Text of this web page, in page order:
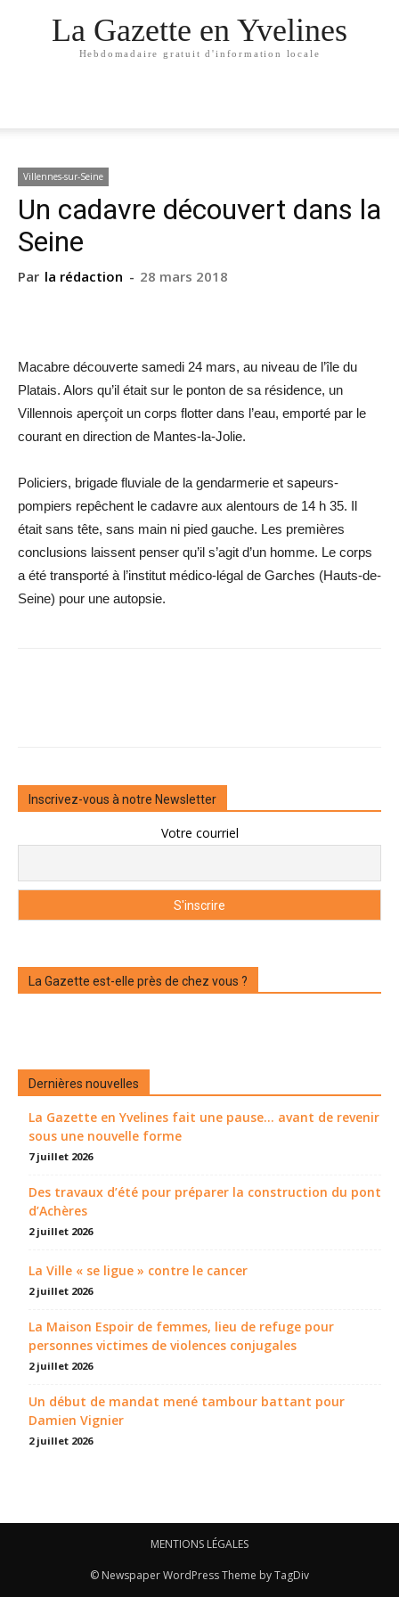
La Gazette en Yvelines
Hebdomadaire gratuit d'information locale
Villennes-sur-Seine
Un cadavre découvert dans la
Seine
Par la rédaction - 28 mars 2018
Macabre découverte samedi 24 mars, au niveau de l’île du
Platais. Alors qu’il était sur le ponton de sa résidence, un
Villennois aperçoit un corps flotter dans l’eau, emporté par le
courant en direction de Mantes-la-Jolie.
Policiers, brigade fluviale de la gendarmerie et sapeurs-
pompiers repêchent le cadavre aux alentours de 14 h 35. Il
était sans tête, sans main ni pied gauche. Les premières
conclusions laissent penser qu’il s’agit d’un homme. Le corps
a été transporté à l’institut médico-légal de Garches (Hauts-de-
Seine) pour une autopsie.
Inscrivez-vous à notre Newsletter
Votre courriel
La Gazette est-elle près de chez vous ?
Dernières nouvelles
La Gazette en Yvelines fait une pause... avant de revenir
sous une nouvelle forme
7 juillet 2026
Des travaux d’été pour préparer la construction du pont
d’Achères
2 juillet 2026
La Ville « se ligue » contre le cancer
2 juillet 2026
La Maison Espoir de femmes, lieu de refuge pour
personnes victimes de violences conjugales
2 juillet 2026
Un début de mandat mené tambour battant pour
Damien Vignier
2 juillet 2026
MENTIONS LÉGALES
© Newspaper WordPress Theme by TagDiv